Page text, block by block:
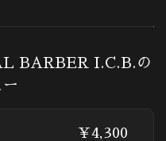
BARBER I.C.B.の
ー
￥4,300